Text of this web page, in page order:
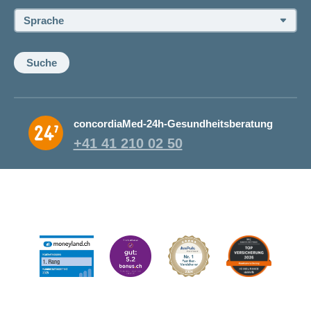
Sprache:
Suche
concordiaMed-24h-Gesundheitsberatung
+41 41 210 02 50